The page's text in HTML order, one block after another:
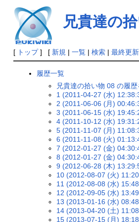
兄貴達の
[ トップ] [ 新規 | 一覧| 検索| 最終更新
履歴一覧
兄貴達の拾い物 08 の履歴
1 (2011-04-27 (水)
2 (2011-06-06 (月)
3 (2011-06-15 (水)
4 (2011-10-12 (水)
5 (2011-11-07 (月)
6 (2011-11-08 (火)
7 (2012-01-27 (金)
8 (2012-01-27 (金)
9 (2012-06-28 (木)
10 (2012-08-07 (火)
11 (2012-08-08 (水)
12 (2012-09-05 (水)
13 (2013-01-16 (水)
14 (2013-04-20 (土)
15 (2013-07-15 (月)